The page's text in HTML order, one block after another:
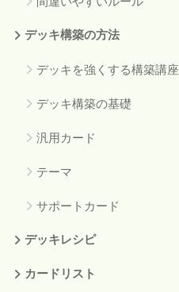
デッキ構築の方法
デッキを強くする構築講座
デッキ構築の基礎
汎用カード
テーマ
サポートカード
デッキレシピ
カードリスト